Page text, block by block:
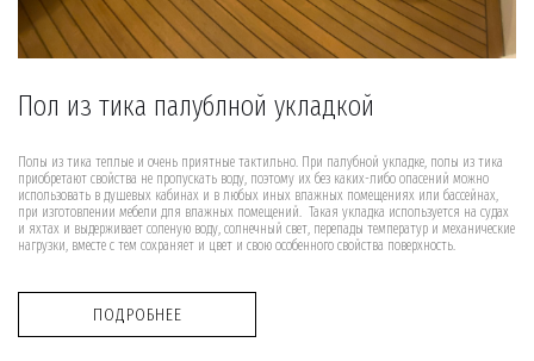
Пол из тика палублной укладкой
Полы из тика теплые и очень приятные тактильно. При палубной укладке, полы из тика
приобретают свойства не пропускать воду, поэтому их без каких-либо опасений можно
использовать в душевых кабинах и в любых иных влажных помещениях или бассейнах,
при изготовлении мебели для влажных помещений. Такая укладка используется на судах
и яхтах и выдерживает соленую воду, солнечный свет, перепады температур и механические
нагрузки, вместе с тем сохраняет и цвет и свою особенного свойства поверхность.
ПОДРОБНЕЕ